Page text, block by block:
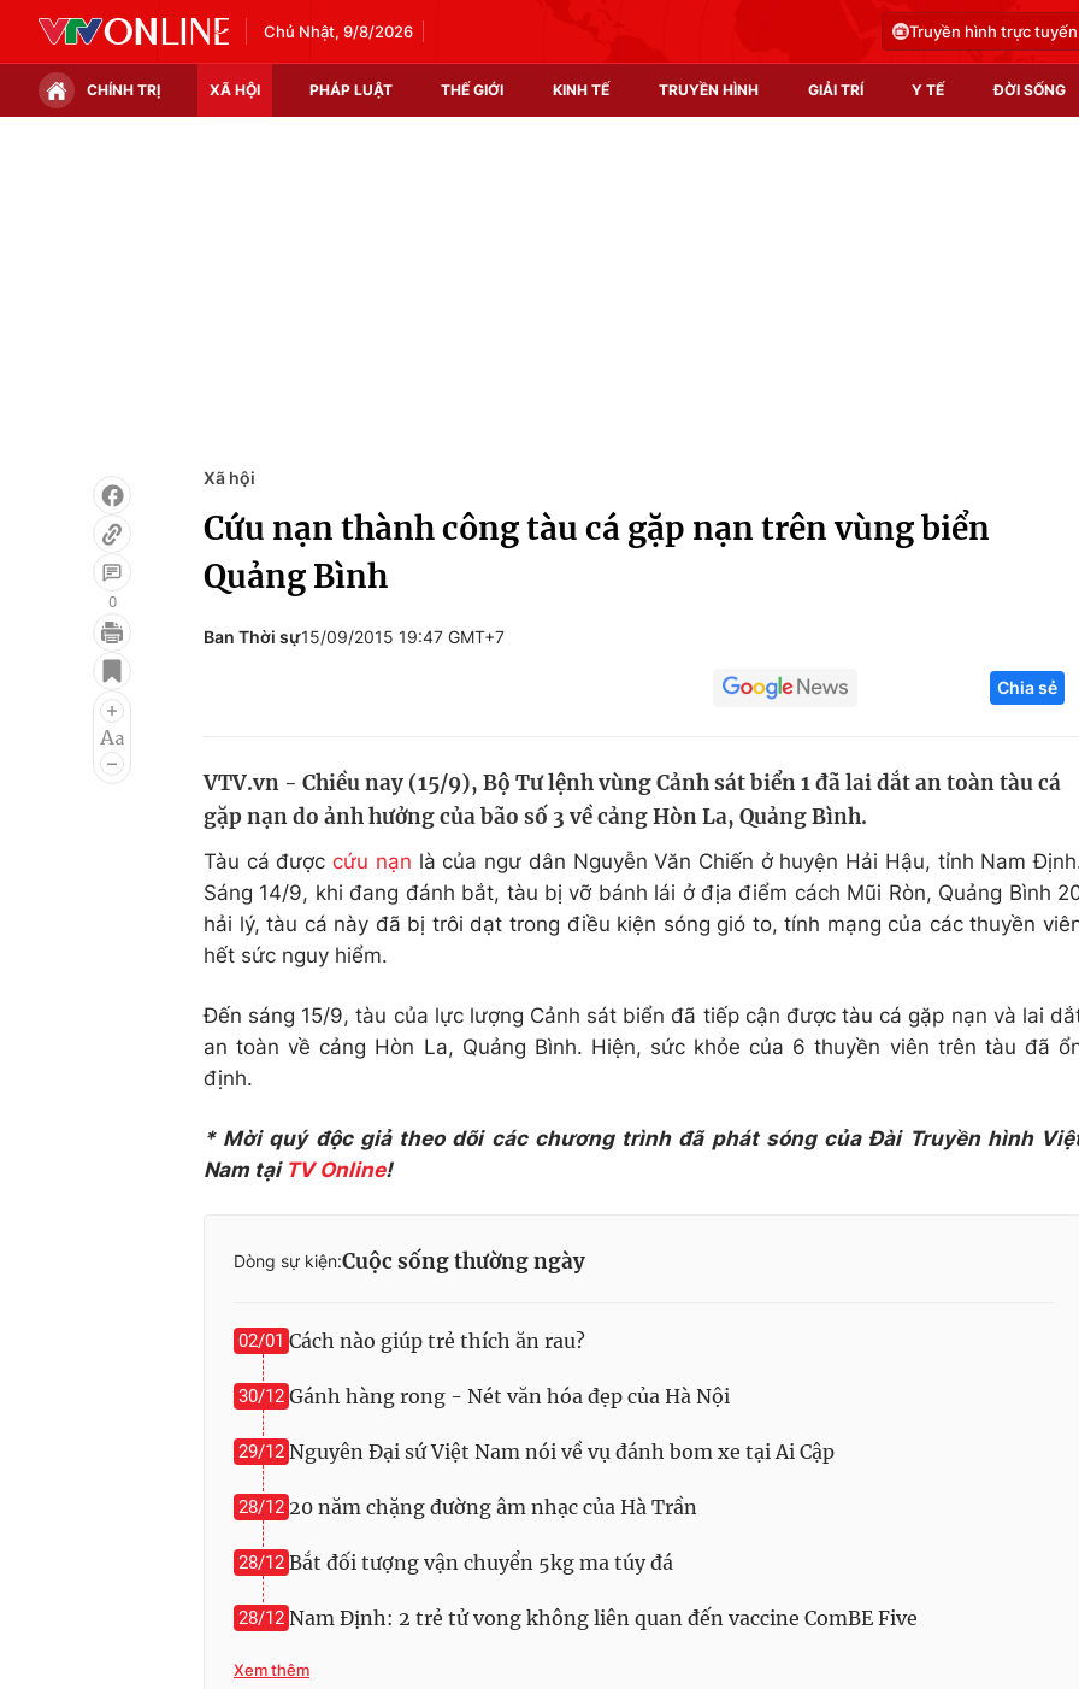
Chủ Nhật, 9/8/2026 Truyền hình trực tuyến
CHÍNH TRỊ XÃ HỘI PHÁP LUẬT THẾ GIỚI KINH TẾ TRUYỀN HÌNH GIẢI TRÍ Y TẾ ĐỜI SỐNG
Infographic
Điện ảnh
Âm nhạc
Chất lượng cuộc sống
Tuyển sinh
Hitech Công
Thị trường
0
Xã hội
Cứu nạn thành công tàu cá gặp nạn trên vùng biển
Quảng Bình
Ban Thời sự15/09/2015 19:47 GMT+7
Chia sẻ
VTV.vn - Chiều nay (15/9), Bộ Tư lệnh vùng Cảnh sát biển 1 đã lai dắt an toàn tàu cá
gặp nạn do ảnh hưởng của bão số 3 về cảng Hòn La, Quảng Bình.
Tàu cá được cứu nạn là của ngư dân Nguyễn Văn Chiến ở huyện Hải Hậu, tỉnh Nam
Sáng 14/9, khi đang đánh bắt, tàu bị vỡ bánh lái ở địa điểm cách Mũi Ròn, Quảng Bình
hải lý, tàu cá này đã bị trôi dạt trong điều kiện sóng gió to, tính mạng của các thuyền
hết sức nguy hiểm.
Đến sáng 15/9, tàu của lực lượng Cảnh sát biển đã tiếp cận được tàu cá gặp nạn và lai
an toàn về cảng Hòn La, Quảng Bình. Hiện, sức khỏe của 6 thuyền viên trên tàu đã
định.
* Mời quý độc giả theo dõi các chương trình đã phát sóng của Đài Truyền hình
Nam tại TV Online!
Dòng sự kiện:Cuộc sống thường ngày
02/01 Cách nào giúp trẻ thích ăn rau?
30/12 Gánh hàng rong - Nét văn hóa đẹp của Hà Nội
29/12 Nguyên Đại sứ Việt Nam nói về vụ đánh bom xe tại Ai Cập
28/12 20 năm chặng đường âm nhạc của Hà Trần
28/12 Bắt đối tượng vận chuyển 5kg ma túy đá
28/12 Nam Định: 2 trẻ tử vong không liên quan đến vaccine ComBE Five
Xem thêm